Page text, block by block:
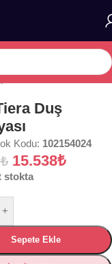
Bataryası
Duş
Kodu: 102154024
₺ 15.538₺
stokta
+
Sepete Ekle